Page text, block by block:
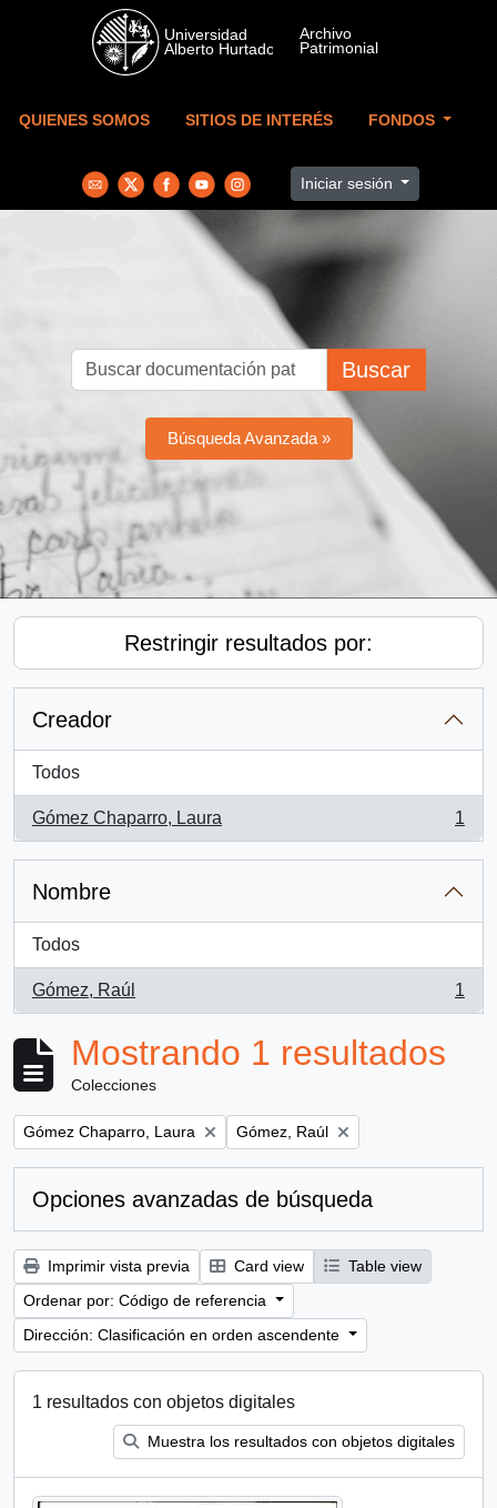
Skip to main content
QUIENES SOMOS SITIOS DE INTERÉS FONDOS
Iniciar sesión
Buscar
Búsqueda Avanzada »
Restringir resultados por:
Creador
Todos
Gómez Chaparro, Laura
, 1 resultados
1
Nombre
Todos
Gómez, Raúl
, 1 resultados
1
Mostrando 1 resultados
Colecciones
Remove filter:
Gómez Chaparro, Laura Remove filter:
Gómez, Raúl
Opciones avanzadas de búsqueda
Imprimir vista previa Card view
Table view
Ordenar por: Código de referencia
Dirección: Clasificación en orden ascendente
1 resultados con objetos digitales
Muestra los resultados con objetos digitales